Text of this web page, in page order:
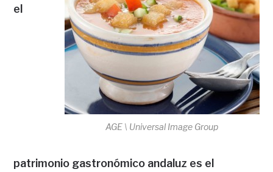
AGE \ Universal Image Group
el
patrimonio gastronómico andaluz es el